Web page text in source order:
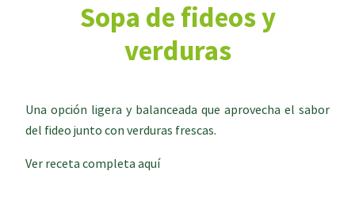
Sopa de fideos y
verduras
Una opción ligera y balanceada que aprovecha el sabor
del fideo junto con verduras frescas.
Ver receta completa aquí